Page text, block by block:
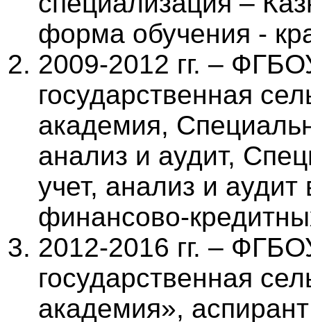
форма обучения -
2009-2012 гг. –
государственная
академия,
анализ и аудит,
учет, анализ и аудит
финансово-
2012-2016 гг. –
государственная
академия»,